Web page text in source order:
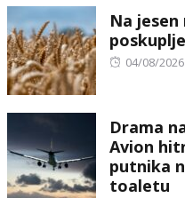
Na jesen
Posted
04/08/2026
Drama
Avion
putnika
toaletu